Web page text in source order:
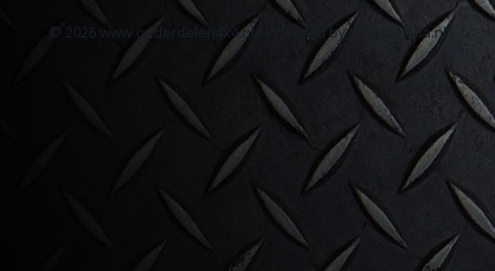
© 2026 www.onderdelen4x4.nl - Powered by Shoppagina.nl